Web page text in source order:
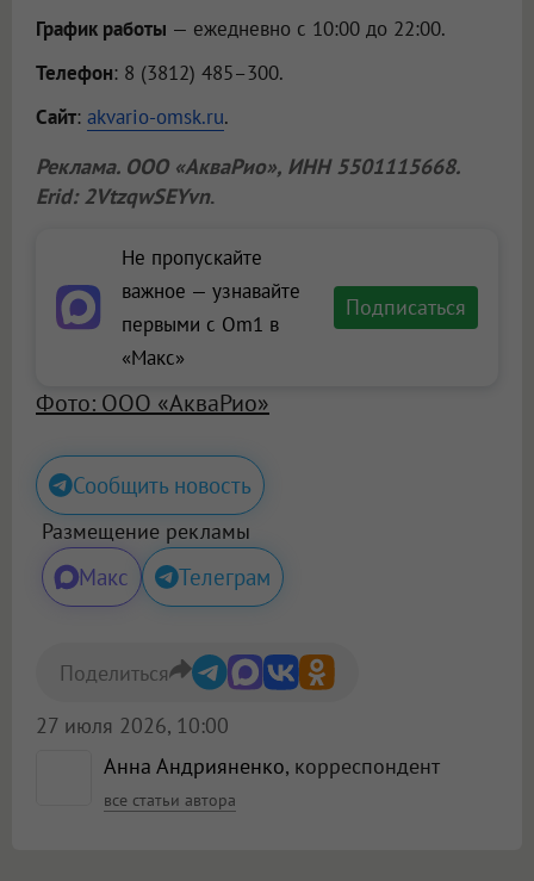
График работы — ежедневно с 10:00 до 22:00.
Телефон: 8 (3812) 485–300.
Сайт: akvario-omsk.ru.
Реклама. ООО «АкваРио», ИНН 5501115668.
Erid: 2VtzqwSEYvn.
Не пропускайте
важное — узнавайте
первыми с Om1 в
«Макс»
Подписаться
Фото: ООО «АкваРио»
Сообщить новость
Размещение рекламы
Макс Телеграм
Анна Андрияненко, корреспондент
все статьи автора
27 июля 2026, 10:00
Поделиться